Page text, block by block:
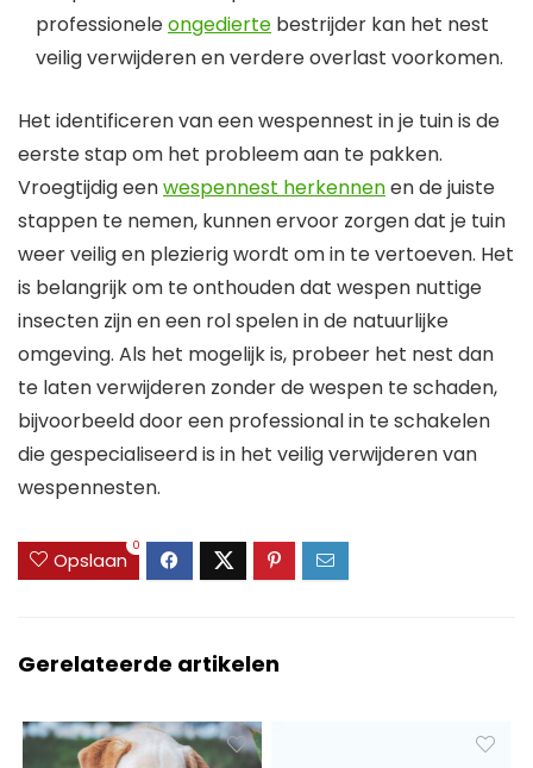
professioneleongedierte bestrijder kan het nest
veilig verwijderen en verdere overlast voorkomen.
Het identificeren van een wespennest in je tuin is de
eerste stap om het probleem aan te pakken.
Vroegtijdig eenwespennest herkennenen de juiste
stappen te nemen, kunnen ervoor zorgen dat je tuin
weer veilig en plezierig wordt om in te vertoeven. Het
is belangrijk om te onthouden dat wespen nuttige
insecten zijn en een rol spelen in de natuurlijke
omgeving. Als het mogelijk is, probeer het nest dan
te laten verwijderen zonder de wespen te schaden,
bijvoorbeeld door een professional in te schakelen
die gespecialiseerd is in het veilig verwijderen van
wespennesten.
Opslaan
0
Gerelateerde artikelen